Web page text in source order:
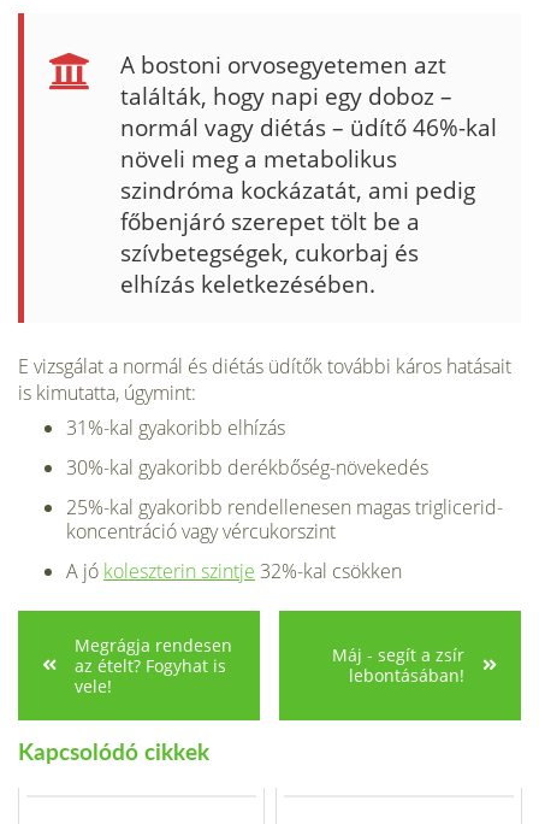
A bostoni orvosegyetemen azt
találták, hogy napi egy doboz –
normál vagy diétás – üdítő 46%-kal
növeli meg a metabolikus
szindróma kockázatát, ami pedig
főbenjáró szerepet tölt be a
szívbetegségek, cukorbaj és
elhízás keletkezésében.
E vizsgálat a normál és diétás üdítők további káros hatásait
is kimutatta, úgymint:
31%-kal gyakoribb elhízás
30%-kal gyakoribb derékbőség-növekedés
25%-kal gyakoribb rendellenesen magas triglicerid-
koncentráció vagy vércukorszint
A jó koleszterin szintje 32%-kal csökken
Megrágja rendesen
az ételt? Fogyhat is
vele!
Máj - segít a zsír
lebontásában!
Kapcsolódó cikkek